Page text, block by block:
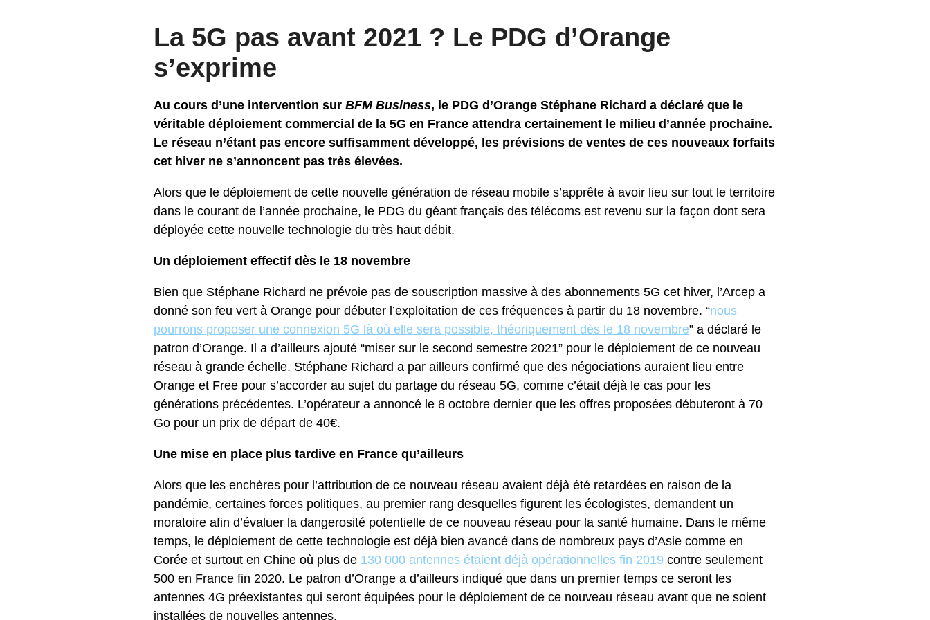
La 5G pas avant 2021 ? Le PDG d’Orange
s’exprime
Au cours d’une intervention sur BFM Business, le PDG d’Orange Stéphane Richard a déclaré que le
véritable déploiement commercial de la 5G en France attendra certainement le milieu d’année prochaine.
Le réseau n’étant pas encore suffisamment développé, les prévisions de ventes de ces nouveaux forfaits
cet hiver ne s’annoncent pas très élevées.
Alors que le déploiement de cette nouvelle génération de réseau mobile s’apprête à avoir lieu sur tout le territoire
dans le courant de l’année prochaine, le PDG du géant français des télécoms est revenu sur la façon dont sera
déployée cette nouvelle technologie du très haut débit.
Un déploiement effectif dès le 18 novembre
Bien que Stéphane Richard ne prévoie pas de souscription massive à des abonnements 5G cet hiver, l’Arcep a
donné son feu vert à Orange pour débuter l’exploitation de ces fréquences à partir du 18 novembre. “nous
pourrons proposer une connexion 5G là où elle sera possible, théoriquement dès le 18 novembre” a déclaré le
patron d’Orange. Il a d’ailleurs ajouté “miser sur le second semestre 2021” pour le déploiement de ce nouveau
réseau à grande échelle. Stéphane Richard a par ailleurs confirmé que des négociations auraient lieu entre
Orange et Free pour s’accorder au sujet du partage du réseau 5G, comme c’était déjà le cas pour les
générations précédentes. L’opérateur a annoncé le 8 octobre dernier que les offres proposées débuteront à 70
Go pour un prix de départ de 40€.
Une mise en place plus tardive en France qu’ailleurs
Alors que les enchères pour l’attribution de ce nouveau réseau avaient déjà été retardées en raison de la
pandémie, certaines forces politiques, au premier rang desquelles figurent les écologistes, demandent un
moratoire afin d’évaluer la dangerosité potentielle de ce nouveau réseau pour la santé humaine. Dans le même
temps, le déploiement de cette technologie est déjà bien avancé dans de nombreux pays d’Asie comme en
Corée et surtout en Chine où plus de 130 000 antennes étaient déjà opérationnelles fin 2019 contre seulement
500 en France fin 2020. Le patron d’Orange a d’ailleurs indiqué que dans un premier temps ce seront les
antennes 4G préexistantes qui seront équipées pour le déploiement de ce nouveau réseau avant que ne soient
installées de nouvelles antennes.